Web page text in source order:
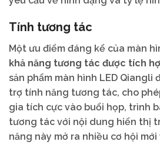
Tính tương tác
Một ưu điểm đáng kể của màn
khả năng tương tác được tích
sản phẩm màn hình LED Qiangli
trợ tính năng tương tác, cho
gia tích cực vào buổi họp, trình
tương tác với nội dung hiển thị
năng này mở ra nhiều cơ hội